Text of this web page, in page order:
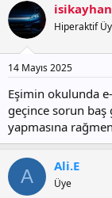
isikayhan
Hiperaktif
14 Mayıs 2025
Eşimin okulunda
geçince sorun baş
yapmasına
A Ali.E
Üye